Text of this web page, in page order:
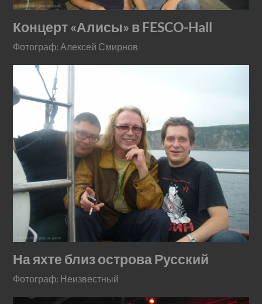
Концерт «Алисы» в FESCO-Hall
Фотограф: Алексей Смирнов
На яхте близ острова Русский
Фотограф: Неизвестный